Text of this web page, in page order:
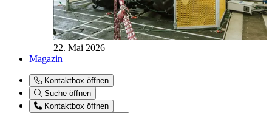
22. Mai 2026
Magazin
Kontaktbox öffnen
Suche öffnen
Kontaktbox öffnen